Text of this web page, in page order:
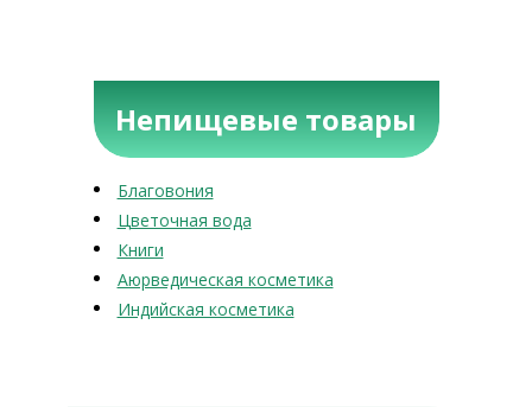
Непищевые товары
Благовония
Цветочная вода
Книги
Аюрведическая косметика
Индийская косметика